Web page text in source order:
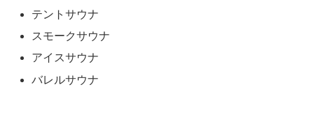
テントサウナ
スモークサウナ
アイスサウナ
バレルサウナ